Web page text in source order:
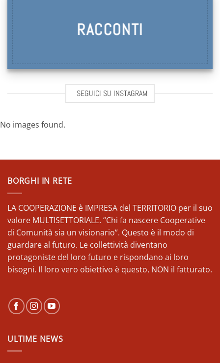
RACCONTI
SEGUICI SU INSTAGRAM
No images found.
BORGHI IN RETE
LA COOPERAZIONE è IMPRESA del TERRITORIO per il suo
valore MULTISETTORIALE. “Chi fa nascere Cooperative
di Comunità sia un visionario”. Questo è il modo di
guardare al futuro. Le collettività diventano
protagoniste del loro futuro e rispondano ai loro
bisogni. Il loro vero obiettivo è questo, NON il fatturato.
ULTIME NEWS